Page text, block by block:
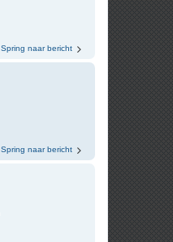
Spring naar bericht
Spring naar bericht